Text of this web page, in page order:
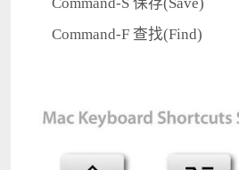
Command-F 查找(Find)